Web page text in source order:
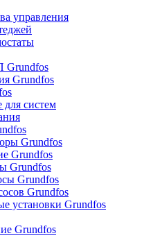
управления
Grundfos
Grundfos
систем
Grundfos
Grundfos
Grundfos
Grundfos
Grundfos
установки Grundfos
Grundfos